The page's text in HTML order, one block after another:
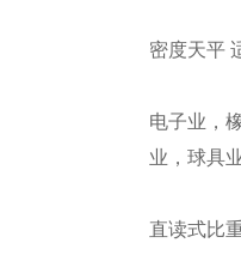
密度天平
电子业，
业，球具
直读式比